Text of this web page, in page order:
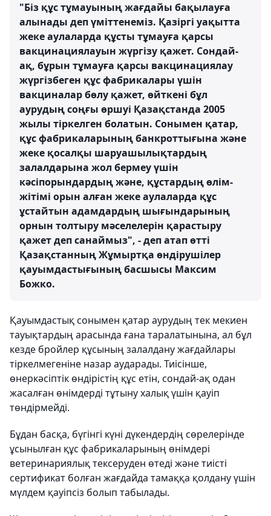
"Біз құс тұмауының жағдайы бақылауға
алынады деп үміттенеміз. Қазіргі уақытта
жеке аулаларда құсты тұмауға қарсы
вакцинациялауын жүргізу қажет. Сондай-
ақ, бұрын тұмауға қарсы вакцинациялау
жүргізбеген құс фабрикалары үшін
вакциналар бөлу қажет, өйткені бұл
аурудың соңғы өршуі Қазақстанда 2005
жылы тіркелген болатын. Сонымен қатар,
құс фабрикаларының банкроттығына және
жеке қосалқы шаруашылықтардың
залалдарына жол бермеу үшін
кәсіпорындардың және, құстардың өлім-
жітімі орын алған жеке аулаларда құс
ұстайтын адамдардың шығындарының
орнын толтыру мәселелерін қарастыру
қажет деп санаймыз", - деп атап өтті
Қазақстанның Жұмыртқа өндірушілер
қауымдастығының басшысы Максим
Божко.
Қауымдастық сонымен қатар аурудың тек мекиен
тауықтардың арасында ғана таралатынына, ал бұл
кезде бройлер құсының залалдану жағдайлары
тіркелмегеніне назар аударады. Тиісінше,
өнеркәсіптік өндірістің құс етін, сондай-ақ одан
жасалған өнімдерді тұтыну халық үшін қауіп
төндірмейді.
Бұдан басқа, бүгінгі күні дүкендердің сөрелерінде
ұсынылған құс фабрикаларының өнімдері
ветеринариялық тексеруден өтеді және тиісті
сертификат болған жағдайда тамаққа қолдану үшін
мүлдем қауіпсіз болып табылады.